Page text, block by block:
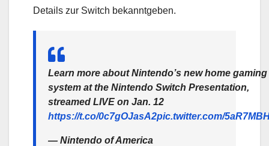
Details zur Switch bekanntgeben.
Learn more about Nintendo’s new home gaming
system at the Nintendo Switch Presentation,
streamed LIVE on Jan. 12
https://t.co/0c7gOJasA2pic.twitter.com/
— Nintendo of America